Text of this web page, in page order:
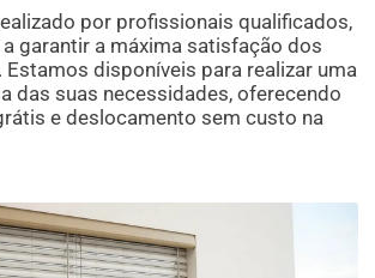
por profissionais qualificados,
garantir a máxima satisfação dos
disponíveis para realizar uma
das suas necessidades, oferecendo
e deslocamento sem custo na